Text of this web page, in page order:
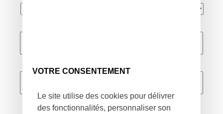
Nom
VOTRE CONSENTEMENT
Le site utilise des cookies pour délivrer
des fonctionnalités, personnaliser son